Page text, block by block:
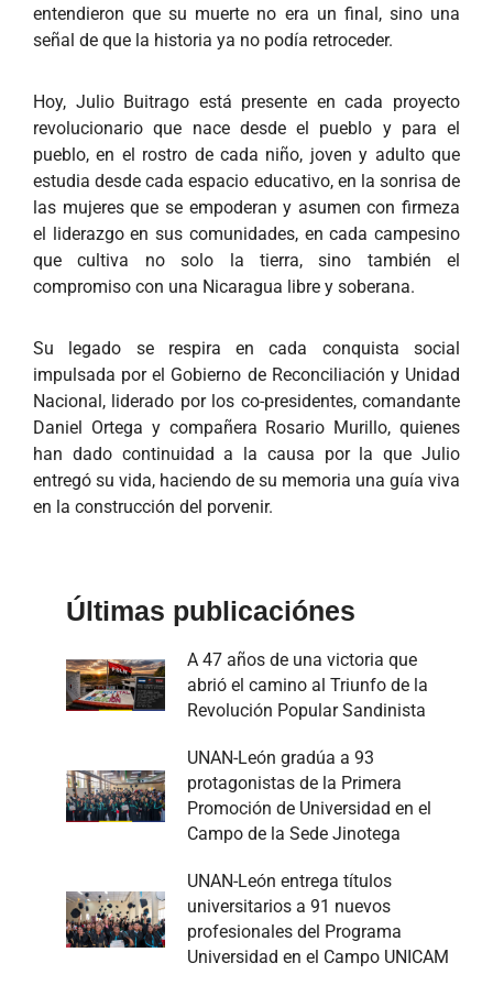
entendieron que su muerte no era un final, sino una
señal de que la historia ya no podía retroceder.
Hoy, Julio Buitrago está presente en cada proyecto
revolucionario que nace desde el pueblo y para el
pueblo, en el rostro de cada niño, joven y adulto que
estudia desde cada espacio educativo, en la sonrisa de
las mujeres que se empoderan y asumen con firmeza
el liderazgo en sus comunidades, en cada campesino
que cultiva no solo la tierra, sino también el
compromiso con una Nicaragua libre y soberana.
Su legado se respira en cada conquista social
impulsada por el Gobierno de Reconciliación y Unidad
Nacional, liderado por los co-presidentes, comandante
Daniel Ortega y compañera Rosario Murillo, quienes
han dado continuidad a la causa por la que Julio
entregó su vida, haciendo de su memoria una guía viva
en la construcción del porvenir.
Últimas publicaciónes
A 47 años de una victoria que
abrió el camino al Triunfo de la
Revolución Popular Sandinista
UNAN-León gradúa a 93
protagonistas de la Primera
Promoción de Universidad en el
Campo de la Sede Jinotega
UNAN-León entrega títulos
universitarios a 91 nuevos
profesionales del Programa
Universidad en el Campo UNICAM